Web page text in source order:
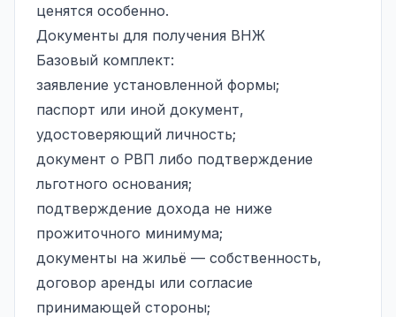
ценятся особенно.
Документы для получения ВНЖ
Базовый комплект:
заявление установленной формы;
паспорт или иной документ,
удостоверяющий личность;
документ о РВП либо подтверждение
льготного основания;
подтверждение дохода не ниже
прожиточного минимума;
документы на жильё — собственность,
договор аренды или согласие
принимающей стороны;